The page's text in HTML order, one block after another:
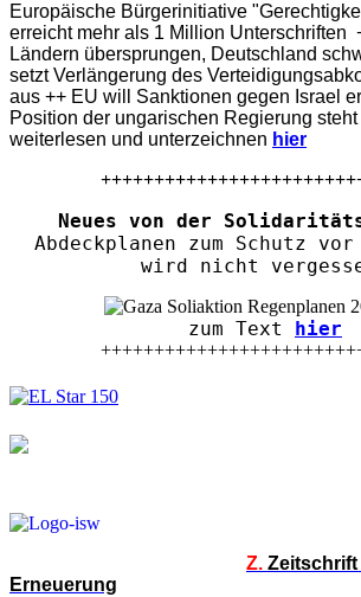
Europäische Bürgerinitiative
erreicht mehr als 1 Million Unterschriften
Ländern übersprungen, Deutschland
setzt Verlängerung des
aus ++ EU will Sanktionen gegen Israel
Position der ungarischen Regierung
weiterlesen und unterzeichnen hier
Neues von der
Abdeckplanen zum Schutz vor
wird nicht
zum Text hier
Z.
Erneuerung